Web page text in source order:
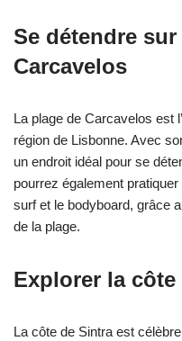
Se détendre
Carcavelos
La plage de Carcavelos est
région de Lisbonne. Avec
un endroit idéal pour se
pourrez également
surf et le bodyboard, grâce
de la plage.
Explorer la côte
La côte de Sintra est